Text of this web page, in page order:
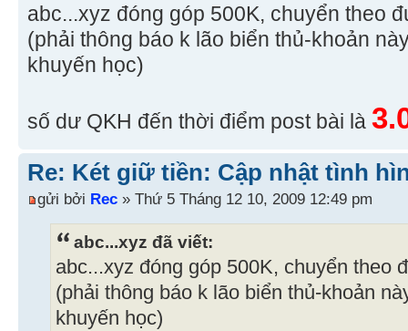
abc...xyz đóng góp 500K, chuyển theo
(phải thông báo k lão biển thủ-khoản
khuyến học)
số dư QKH đến thời điểm post bài là
Re: Két giữ tiền: Cập nhật tình
gửi bởi Rec » Thứ 5 Tháng 12 10, 2009 12:49 pm
abc...xyz đã viết:
abc...xyz đóng góp 500K, chuyển theo
(phải thông báo k lão biển thủ-khoản
khuyến học)